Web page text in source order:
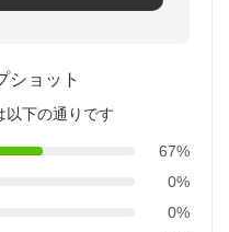
ショット
以下の通りです
67%
0%
0%